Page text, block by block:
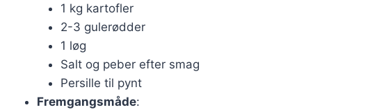
1 kg kartofler
2-3 gulerødder
1 løg
Salt og peber efter smag
Persille til pynt
Fremgangsmåde: